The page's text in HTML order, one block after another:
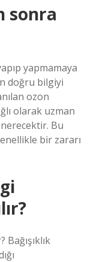
sonra
yapmamaya
doğru bilgiyi
ozon
olarak uzman
Bu
bir zararı